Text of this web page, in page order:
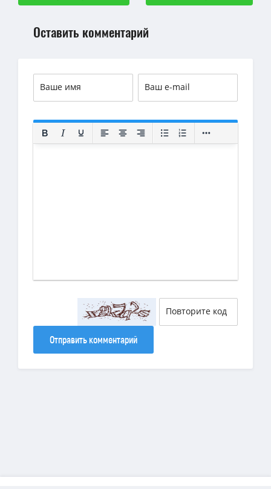
Оставить комментарий
Отправить комментарий